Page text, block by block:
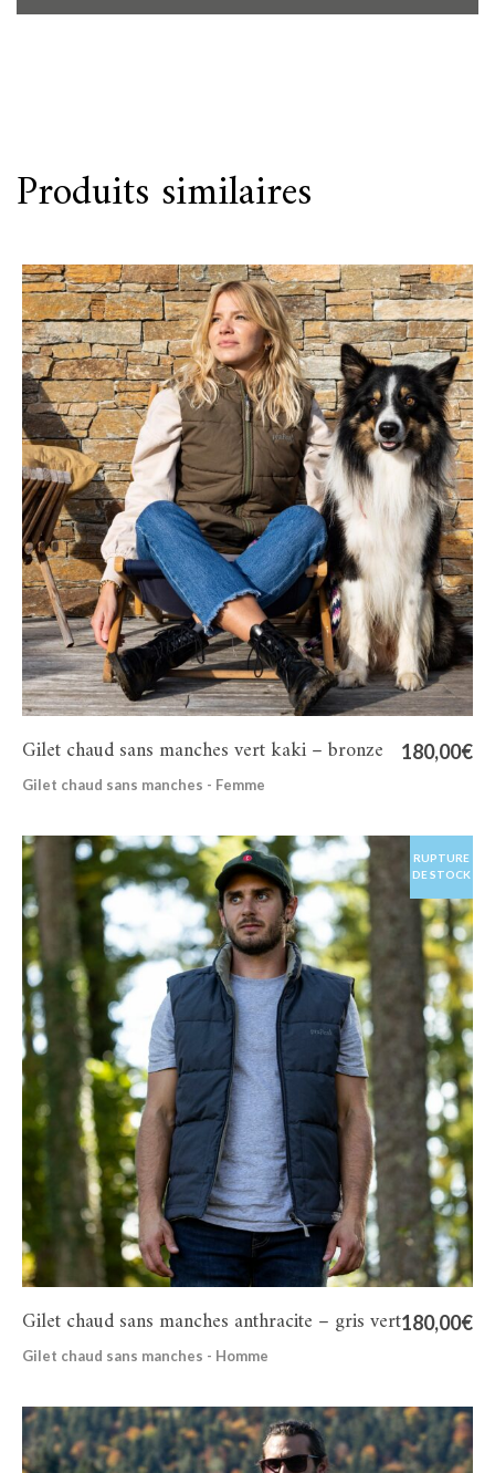
Produits similaires
Gilet chaud sans manches vert kaki – bronze 180,00€
Gilet chaud sans manches - Femme
RUPTURE
DE STOCK
Gilet chaud sans manches anthracite – gris vert180,00€
Gilet chaud sans manches - Homme